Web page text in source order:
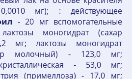
мг); : действующее
- 20 мг вспомогательные
моногидрат (сахар
мг; лактозы моногидрат
молочный) - 123,0 мг;
- 53,0 мг;
(примеллоза) - 17,0 мг;